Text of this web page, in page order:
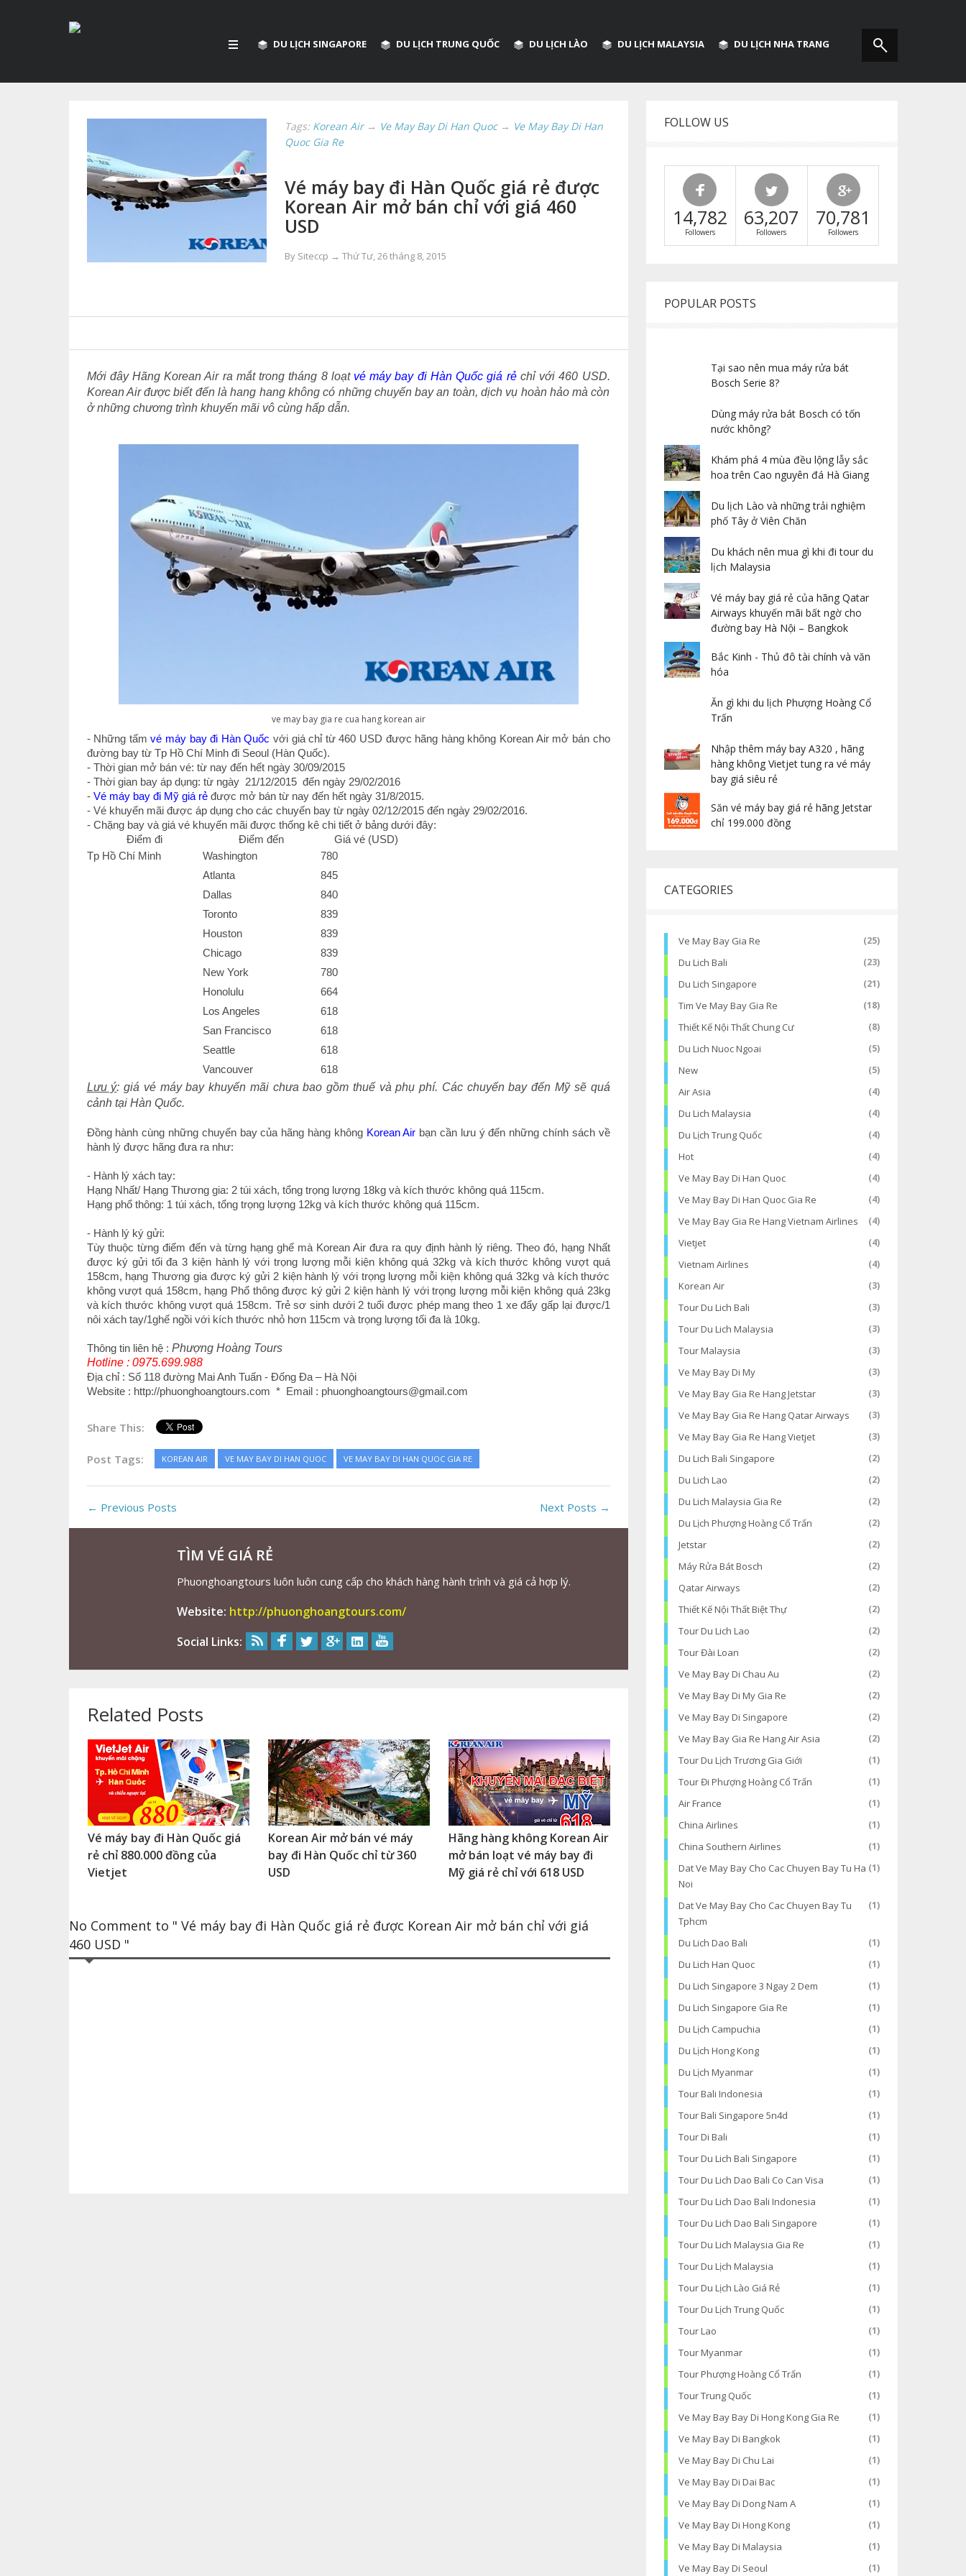
DU LỊCH SINGAPORE DU LỊCH TRUNG QUỐC DU LỊCH LÀO DU LỊCH MALAYSIA DU LỊCH NHA TRANG
Tags: Korean Air → Ve May Bay Di Han Quoc → Ve May Bay Di Han
Quoc Gia Re
Vé máy bay đi Hàn Quốc giá rẻ được
Korean Air mở bán chỉ với giá 460
USD
By Siteccp → Thứ Tư, 26 tháng 8, 2015
Mới đây Hãng Korean Air ra mắt trong tháng 8 loạt vé máy bay đi Hàn Quốc giá rẻchỉ với 460 USD.
Korean Air được biết đến là hang hang không có những chuyến bay an toàn, dịch vụ hoàn hảo mà còn
ở những chương trình khuyến mãi vô cùng hấp dẫn.
ve may bay gia re cua hang korean air
- Những tấmvé máy bay đi Hàn Quốc với giá chỉ từ 460 USD được hãng hàng không Korean Air mở bán cho
đường bay từ Tp Hồ Chí Minh đi Seoul (Hàn Quốc).
- Thời gian mở bán vé: từ nay đến hết ngày 30/09/2015
- Thời gian bay áp dụng: từ ngày 21/12/2015 đến ngày 29/02/2016
- Vé máy bay đi Mỹ giá rẻđược mở bán từ nay đến hết ngày 31/8/2015.
- Vé khuyến mãi được áp dụng cho các chuyến bay từ ngày 02/12/2015 đến ngày 29/02/2016.
- Chặng bay và giá vé khuyến mãi được thống kê chi tiết ở bảng dưới đây:
Điểm đi
Điểm đến
Giá vé (USD)
Tp Hồ Chí Minh
Washington
780
Atlanta
845
Dallas
840
Toronto
839
Houston
839
Chicago
839
New York
780
Honolulu
664
Los Angeles
618
San Francisco
618
Seattle
618
Vancouver
618
Lưu ý: giá vé máy bay khuyến mãi chưa bao gồm thuế và phụ phí. Các chuyến bay đến Mỹ sẽ quá
cảnh tại Hàn Quốc.
Đồng hành cùng những chuyến bay của hãng hàng không Korean Air bạn cần lưu ý đến những chính sách về
hành lý được hãng đưa ra như:
- Hành lý xách tay:
Hạng Nhất/ Hạng Thương gia: 2 túi xách, tổng trọng lượng 18kg và kích thước không quá 115cm.
Hạng phổ thông: 1 túi xách, tổng trọng lượng 12kg và kích thước không quá 115cm.
- Hành lý ký gửi:
Tùy thuộc từng điểm đến và từng hạng ghế mà Korean Air đưa ra quy định hành lý riêng. Theo đó, hạng Nhất
được ký gửi tối đa 3 kiện hành lý với trọng lượng mỗi kiện không quá 32kg và kích thước không vượt quá
158cm, hạng Thương gia được ký gửi 2 kiện hành lý với trọng lượng mỗi kiện không quá 32kg và kích thước
không vượt quá 158cm, hạng Phổ thông được ký gửi 2 kiện hành lý với trọng lượng mỗi kiện không quá 23kg
và kích thước không vượt quá 158cm. Trẻ sơ sinh dưới 2 tuổi được phép mang theo 1 xe đẩy gấp lại được/1
nôi xách tay/1ghế ngồi với kích thước nhỏ hơn 115cm và trọng lượng tối đa là 10kg.
Thông tin liên hệ : Phượng Hoàng Tours
Hotline : 0975.699.988
Địa chỉ : Số 118 đường Mai Anh Tuấn - Đống Đa – Hà Nội
Website : http://phuonghoangtours.com * Email : phuonghoangtours@gmail.com
Share This:
Post Tags: KOREAN AIR VE MAY BAY DI HAN QUOC VE MAY BAY DI HAN QUOC GIA RE
← Previous Posts Next Posts →
TÌM VÉ GIÁ RẺ
Phuonghoangtours luôn luôn cung cấp cho khách hàng hành trình và giá cả hợp lý.
Website: http://phuonghoangtours.com/
Social Links:
Related Posts
Vé máy bay đi Hàn Quốc giá
rẻ chỉ 880.000 đồng của
Vietjet
Korean Air mở bán vé máy
bay đi Hàn Quốc chỉ từ 360
USD
Hãng hàng không Korean Air
mở bán loạt vé máy bay đi
Mỹ giá rẻ chỉ với 618 USD
No Comment to " Vé máy bay đi Hàn Quốc giá rẻ được Korean Air mở bán chỉ với giá
460 USD "
FOLLOW US
14,782
Followers
63,207
Followers
70,781
Followers
POPULAR POSTS
Tại sao nên mua máy rửa bát
Bosch Serie 8?
Dùng máy rửa bát Bosch có tốn
nước không?
Khám phá 4 mùa đều lộng lẫy sắc
hoa trên Cao nguyên đá Hà Giang
Du lịch Lào và những trải nghiệm
phố Tây ở Viên Chăn
Du khách nên mua gì khi đi tour du
lịch Malaysia
Vé máy bay giá rẻ của hãng Qatar
Airways khuyến mãi bất ngờ cho
đường bay Hà Nội – Bangkok
Bắc Kinh - Thủ đô tài chính và văn
hóa
Ăn gì khi du lịch Phượng Hoàng Cổ
Trấn
Nhập thêm máy bay A320 , hãng
hàng không Vietjet tung ra vé máy
bay giá siêu rẻ
Săn vé máy bay giá rẻ hãng Jetstar
chỉ 199.000 đồng
CATEGORIES
Ve May Bay Gia Re (25)
Du Lich Bali (23)
Du Lich Singapore (21)
Tim Ve May Bay Gia Re (18)
Thiết Kế Nội Thất Chung Cư (8)
Du Lich Nuoc Ngoai (5)
New (5)
Air Asia (4)
Du Lich Malaysia (4)
Du Lịch Trung Quốc (4)
Hot (4)
Ve May Bay Di Han Quoc (4)
Ve May Bay Di Han Quoc Gia Re (4)
Ve May Bay Gia Re Hang Vietnam Airlines (4)
Vietjet (4)
Vietnam Airlines (4)
Korean Air (3)
Tour Du Lich Bali (3)
Tour Du Lich Malaysia (3)
Tour Malaysia (3)
Ve May Bay Di My (3)
Ve May Bay Gia Re Hang Jetstar (3)
Ve May Bay Gia Re Hang Qatar Airways (3)
Ve May Bay Gia Re Hang Vietjet (3)
Du Lich Bali Singapore (2)
Du Lich Lao (2)
Du Lich Malaysia Gia Re (2)
Du Lịch Phượng Hoàng Cổ Trấn (2)
Jetstar (2)
Máy Rửa Bát Bosch (2)
Qatar Airways (2)
Thiết Kế Nội Thất Biệt Thự (2)
Tour Du Lich Lao (2)
Tour Đài Loan (2)
Ve May Bay Di Chau Au (2)
Ve May Bay Di My Gia Re (2)
Ve May Bay Di Singapore (2)
Ve May Bay Gia Re Hang Air Asia (2)
Tour Du Lịch Trương Gia Giới (1)
Tour Đi Phượng Hoàng Cổ Trấn (1)
Air France (1)
China Airlines (1)
China Southern Airlines (1)
Dat Ve May Bay Cho Cac Chuyen Bay Tu Ha
Noi
(1)
Dat Ve May Bay Cho Cac Chuyen Bay Tu
Tphcm
(1)
Du Lich Dao Bali (1)
Du Lich Han Quoc (1)
Du Lich Singapore 3 Ngay 2 Dem (1)
Du Lich Singapore Gia Re (1)
Du Lịch Campuchia (1)
Du Lịch Hong Kong (1)
Du Lịch Myanmar (1)
Tour Bali Indonesia (1)
Tour Bali Singapore 5n4d (1)
Tour Di Bali (1)
Tour Du Lich Bali Singapore (1)
Tour Du Lich Dao Bali Co Can Visa (1)
Tour Du Lich Dao Bali Indonesia (1)
Tour Du Lich Dao Bali Singapore (1)
Tour Du Lich Malaysia Gia Re (1)
Tour Du Lịch Malaysia (1)
Tour Du Lịch Lào Giá Rẻ (1)
Tour Du Lịch Trung Quốc (1)
Tour Lao (1)
Tour Myanmar (1)
Tour Phượng Hoàng Cổ Trấn (1)
Tour Trung Quốc (1)
Ve May Bay Bay Di Hong Kong Gia Re (1)
Ve May Bay Di Bangkok (1)
Ve May Bay Di Chu Lai (1)
Ve May Bay Di Dai Bac (1)
Ve May Bay Di Dong Nam A (1)
Ve May Bay Di Hong Kong (1)
Ve May Bay Di Malaysia (1)
Ve May Bay Di Seoul (1)